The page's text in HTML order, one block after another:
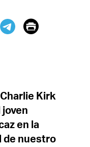
Print
Kirk
en la
de nuestro